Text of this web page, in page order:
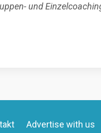
und
Advertise with us